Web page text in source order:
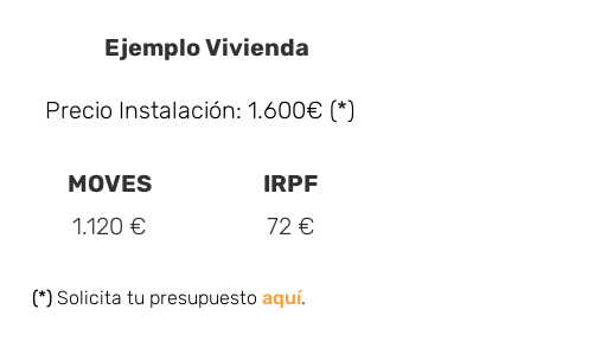
Ejemplo Vivienda
Precio Instalación: 1.600€ (*)
MOVES
1.120 €
IRPF
72 €
(*) Solicita tu presupuesto aquí.